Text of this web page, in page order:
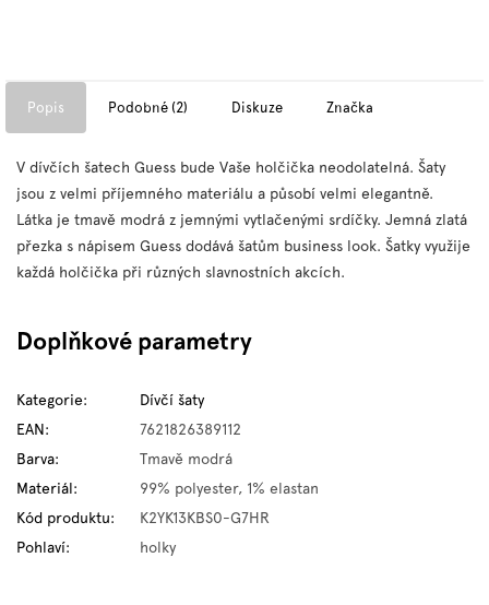
Popis Podobné (2) Diskuze Značka
V dívčích šatech Guess bude Vaše holčička neodolatelná. Šaty
jsou z velmi příjemného materiálu a působí velmi elegantně.
Látka je tmavě modrá z jemnými vytlačenými srdíčky. Jemná zlatá
přezka s nápisem Guess dodává šatům business look. Šatky využije
každá holčička při různých slavnostních akcích.
Doplňkové parametry
Kategorie:
Dívčí šaty
EAN:
7621826389112
Barva:
Tmavě modrá
Materiál:
99% polyester, 1% elastan
Kód produktu:
K2YK13KBS0-G7HR
Pohlaví: holky